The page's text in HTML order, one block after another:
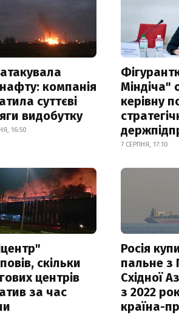
компанія
суттєві
видобутку
16:50
Міндіча"
керівну
7 СЕРПНЯ, 17:10
скільки
центрів
за час
Росія
пальне з
Східної
з 2022
країна-